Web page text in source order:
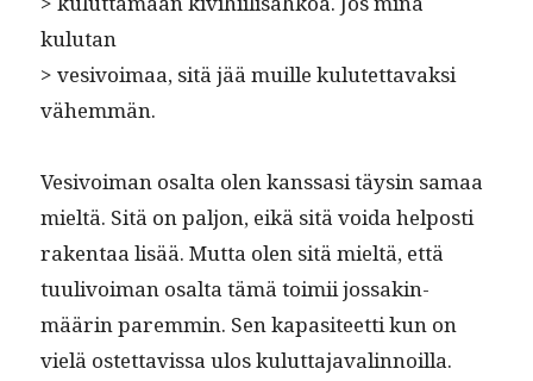
kulutan
> vesivoimaa, sitä jää muille kulutet­tavak­si
vähemmän.
Vesivoiman osalta olen kanssasi täysin samaa
mieltä. Sitä on paljon, eikä sitä voi­da hel­posti
rak­en­taa lisää. Mut­ta olen sitä mieltä, että
tuulivoiman osalta tämä toimii jos­sak­in­
määrin parem­min. Sen kap­a­siteet­ti kun on
vielä ostet­tavis­sa ulos kulut­ta­javalin­noil­la.